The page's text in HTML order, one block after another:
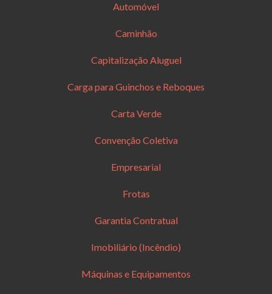
Automóvel
Caminhão
Capitalização Aluguel
Carga para Guinchos e Reboques
Carta Verde
Convenção Coletiva
Empresarial
Frotas
Garantia Contratual
Imobiliário (Incêndio)
Máquinas e Equipamentos